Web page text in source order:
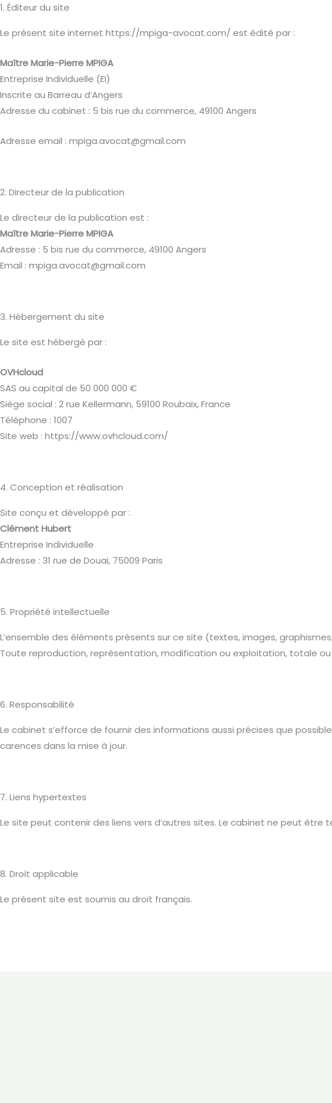
1. Éditeur du site
Le présent site internet https://mpiga-avocat.com/ est édité par :
Maître Marie-Pierre MPIGA
Entreprise Individuelle (EI)
Inscrite au Barreau d’Angers
Adresse du cabinet : 5 bis rue du commerce, 49100 Angers
Adresse email : mpiga.avocat@gmail.com
2. Directeur de la publication
Le directeur de la publication est :
Maître Marie-Pierre MPIGA
Adresse : 5 bis rue du commerce, 49100 Angers
Email : mpiga.avocat@gmail.com
3. Hébergement du site
Le site est hébergé par :
OVHcloud
SAS au capital de 50 000 000 €
Siège social : 2 rue Kellermann, 59100 Roubaix, France
Téléphone : 1007
Site web : https://www.ovhcloud.com/
4. Conception et réalisation
Site conçu et développé par :
Clément Hubert
Entreprise Individuelle
Adresse : 31 rue de Douai, 75009 Paris
5. Propriété intellectuelle
L’ensemble des éléments présents sur ce site (textes, images,
Toute reproduction, représentation, modification ou exploitation, totale
6. Responsabilité
Le cabinet s’efforce de fournir des informations aussi précises que
carences dans la mise à jour.
7. Liens hypertextes
Le site peut contenir des liens vers d’autres sites. Le cabinet ne peut être
8. Droit applicable
Le présent site est soumis au droit français.